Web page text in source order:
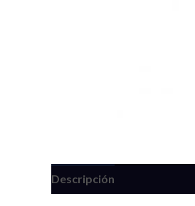
Descripción